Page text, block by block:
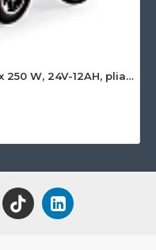
50
Cărucior WT-114503, Motoare 2 x 250 W, 24V-12AH, pliabil, manere rabatabile